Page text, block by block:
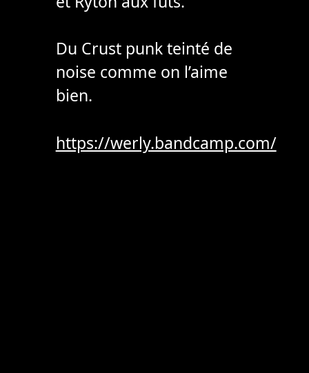
Du Crust punk teinté de
noise comme on l’aime
bien.
https://werly.bandcamp.com/